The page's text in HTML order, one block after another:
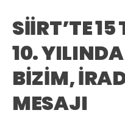
SİİRT’TE
10.
BİZİM,
MESAJI